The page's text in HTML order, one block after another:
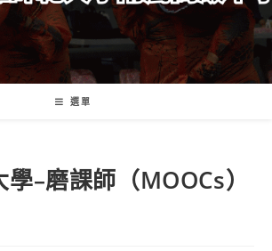
選單
–磨課師（MOOCs）